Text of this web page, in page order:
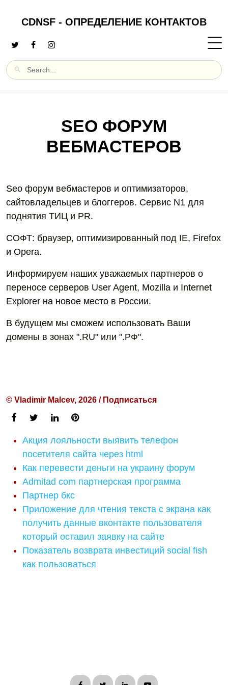
CDNSF - ОПРЕДЕЛЕНИЕ КОНТАКТОВ
SEO ФОРУМ
ВЕБМАСТЕРОВ
Seo форум вебмастеров и оптимизаторов,
сайтовладельцев и блоггеров. Сервис N1 для
поднятия ТИЦ и PR.
СОФТ: браузер, оптимизированный под IE, Firefox
и Opera.
Информируем наших уважаемых партнеров о
переносе серверов User Agent, Mozilla и Internet
Explorer на новое место в России.
В будущем мы сможем использовать Ваши
домены в зонах ".RU" или ".РФ".
© Vladimir Malcev, 2026 / Подписаться
Акция лояльности выявить телефон
посетителя сайта через html
Как перевести деньги на украину форум
Admitad com партнерская программа
Партнер бкс
Приложение для чтения текста с экрана как
получить данные вконтакте пользователя
который оставил заявку на сайте
Показатель возврата инвестиций social fish
как пользоваться